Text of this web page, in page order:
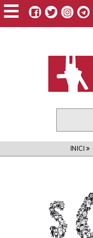
Vés
al
contingut
INICI